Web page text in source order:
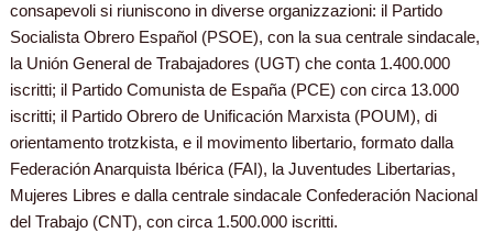
consapevoli si riuniscono in diverse organizzazioni: il Partido
Socialista Obrero Español (PSOE), con la sua centrale sindacale,
la Unión General de Trabajadores (UGT) che conta 1.400.000
iscritti; il Partido Comunista de España (PCE) con circa 13.000
iscritti; il Partido Obrero de Unificación Marxista (POUM), di
orientamento trotzkista, e il movimento libertario, formato dalla
Federación Anarquista Ibérica (FAI), la Juventudes Libertarias,
Mujeres Libres e dalla centrale sindacale Confederación Nacional
del Trabajo (CNT), con circa 1.500.000 iscritti.